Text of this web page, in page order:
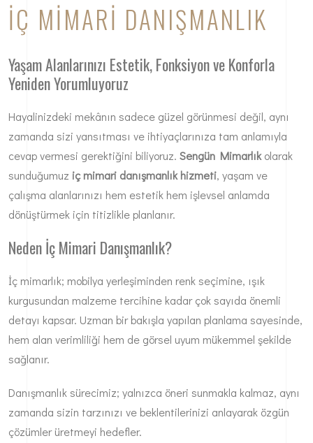
İÇ MIMARI DANIŞMANLIK
Yaşam Alanlarınızı Estetik, Fonksiyon ve Konforla
Yeniden Yorumluyoruz
Hayalinizdeki mekânın sadece güzel görünmesi değil, aynı
zamanda sizi yansıtması ve ihtiyaçlarınıza tam anlamıyla
cevap vermesi gerektiğini biliyoruz. Sengün Mimarlıkolarak
sunduğumuz iç mimari danışmanlık hizmeti, yaşam ve
çalışma alanlarınızı hem estetik hem işlevsel anlamda
dönüştürmek için titizlikle planlanır.
Neden İç Mimari Danışmanlık?
İç mimarlık; mobilya yerleşiminden renk seçimine, ışık
kurgusundan malzeme tercihine kadar çok sayıda önemli
detayı kapsar. Uzman bir bakışla yapılan planlama sayesinde,
hem alan verimliliği hem de görsel uyum mükemmel şekilde
sağlanır.
Danışmanlık sürecimiz; yalnızca öneri sunmakla kalmaz, aynı
zamanda sizin tarzınızı ve beklentilerinizi anlayarak özgün
çözümler üretmeyi hedefler.